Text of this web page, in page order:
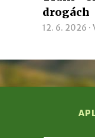
drogách
12. 6. 2026 ·